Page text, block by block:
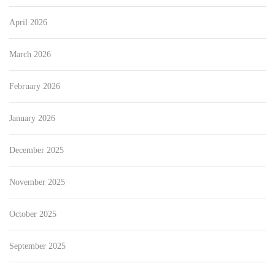
April 2026
March 2026
February 2026
January 2026
December 2025
November 2025
October 2025
September 2025